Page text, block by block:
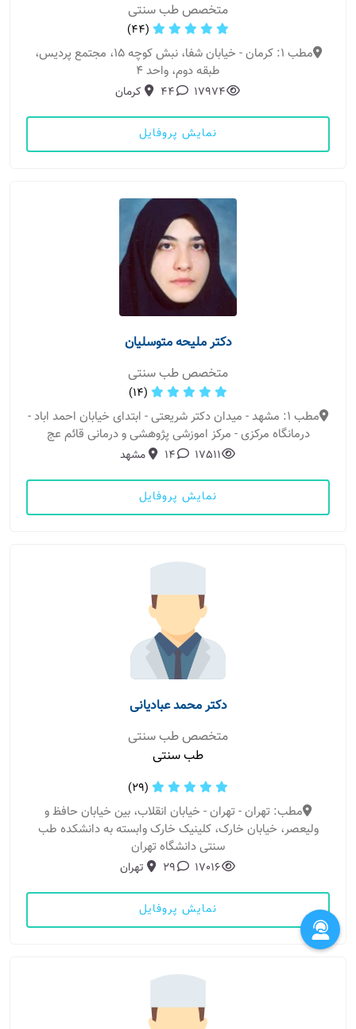
متخصص طب سنتی
(44)
مطب 1: کرمان - خیابان شفا، نبش کوچه 15، مجتمع پردیس،
طبقه دوم، واحد 4
17974
44 کرمان
نمایش پروفایل
دکتر ملیحه متوسلیان
متخصص طب سنتی
(14)
مطب 1: مشهد - میدان دکتر شریعتی - ابتدای خیابان احمد اباد -
درمانگاه مرکزی - مرکز اموزشی پژوهشی و درمانی قائم عج
17511
14 مشهد
نمایش پروفایل
دکتر محمد عبادیانی
متخصص طب سنتی
طب سنتی
(29)
مطب: تهران - تهران - خیابان انقلاب، بین خیابان حافظ و
ولیعصر، خیابان خارک، کلینیک خارک وابسته به دانشکده طب
سنتی دانشگاه تهران
17016
29 تهران
نمایش پروفایل